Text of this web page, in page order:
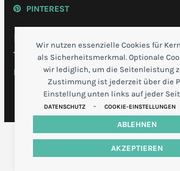
Wir nutzen essenzielle Cookies für
als Sicherheitsmerkmal. Optionale
wir lediglich, um die Seitenleistung
Zustimmung ist jederzeit über die
Einstellung unten links auf jeder
DATENSCHUTZ - COOKIE-EINSTELLUNGEN
AKZEPTIEREN
ABLEHNEN
PINTEREST
MEIN KONTO
LOGIN